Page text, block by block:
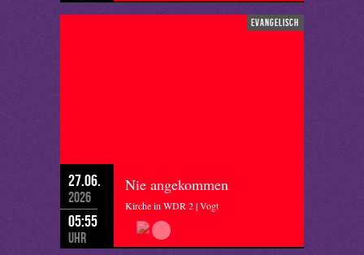
evangelisch
27.06.
2026
05:55
Uhr
Nie angekommen
Kirche in WDR 2 | Vogt